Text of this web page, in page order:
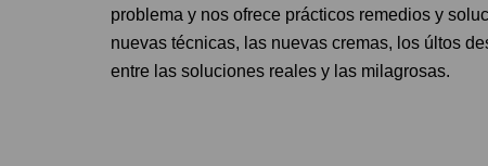
problema y nos ofrece prácticos remedios y
nuevas técnicas, las nuevas cremas, los últos
entre las soluciones reales y las milagrosas.